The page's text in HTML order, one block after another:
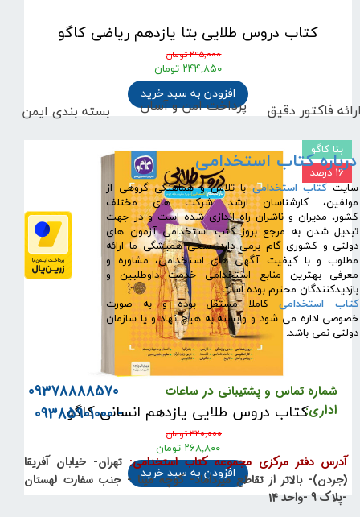
کتاب دروس طلایی بتا یازدهم ریاضی کاگو
۲۹۵,۰۰۰ تومان
۲۴۴,۸۵۰ تومان
افزودن به سبد خرید
کتاب دروس طلایی یازدهم انسانی کاگو
۳۲۰,۰۰۰ تومان
۲۶۸,۸۰۰ تومان
افزودن به سبد خرید
بتا کاگو
۱۶ درصد
بسته بندی ایمن فاکتور دقیق پرداخت امن و آسان
درباره کتاب استخدامی
​سایت کتاب استخدامیبا تلاش و هماهنگی گروهی از
مولفین، کارشناسان ارشد شرکت های مختلف
کشور، مدیران و ناشران راه اندازی شده است و در جهت
تبدیل شدن به مرجع بروز کتب استخدامی آزمون های
دولتی و کشوری گام برمی دارد. سعی همیشگی ما ارائه
مطلوب و با کیفیت آگهی های استخدامی، مشاوره و
معرفی بهترین منابع استخدامی خدمت داوطلبین و
بازدیدکنندگان محترم بوده است.
کتاب استخدامیکاملا مستقل بوده و به صورت
خصوصی اداره می شود و وابسته به هیچ نهاد و یا سازمان
دولتی نمی باشد.
شماره تماس و پشتیبانی در ساعات
اداری:
09378888570
- 09385901000
آدرس دفتر مرکزی مجموعه کتاب استخدامی: تهران- خیابان آفریقا
(جردن)- بالاتر از تقاطع میرداماد- کوچه مینا - جنب سفارت لهستان
-پلاک 9 -واحد 14